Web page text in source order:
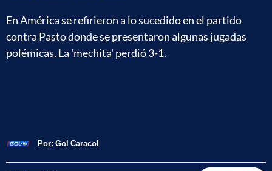
En América se refirieron a lo sucedido en el partido
contra Pasto donde se presentaron algunas jugadas
polémicas. La 'mechita' perdió 3-1.
Por: Gol Caracol